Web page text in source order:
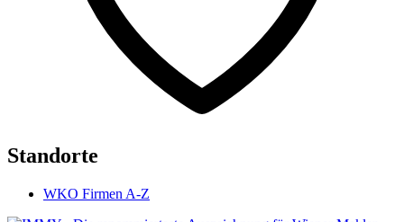
Standorte
WKO Firmen A-Z